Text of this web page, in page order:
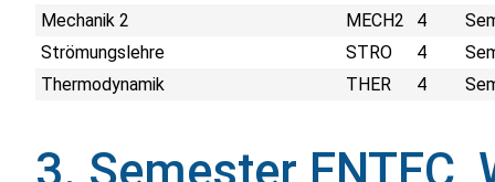
Mechanik 2
MECH2 4
Strömungslehre
STRO 4
Thermodynamik
THER 4
3. Semester